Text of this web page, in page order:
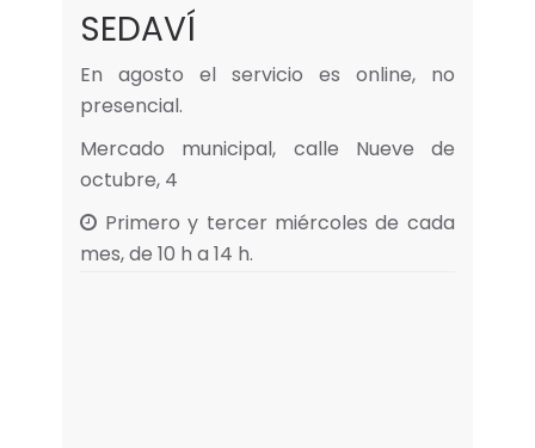
SEDAVÍ
En agosto el servicio es online, no
presencial.
Mercado municipal, calle Nueve de
octubre, 4
Primero y tercer miércoles de cada
mes, de 10 h a 14 h.